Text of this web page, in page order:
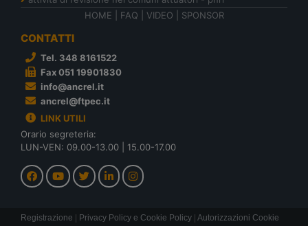
HOME
FAQ VIDEO SPONSOR
CONTATTI
Tel. 348 8161522
Fax 051 19901830
info@ancrel.it
ancrel@ftpec.it
LINK UTILI
Orario segreteria:
LUN-VEN: 09.00-13.00 | 15.00-17.00
Registrazione | Privacy Policy e Cookie Policy | Autorizzazioni Cookie